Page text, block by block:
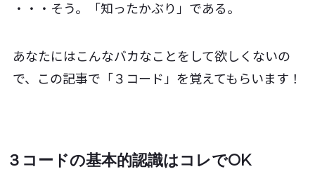
・・・そう。「知ったかぶり」である。
あなたにはこんなバカなことをして欲しくないの
で、この記事で「３コード」を覚えてもらいます！
３コードの基本的認識はコレでOK